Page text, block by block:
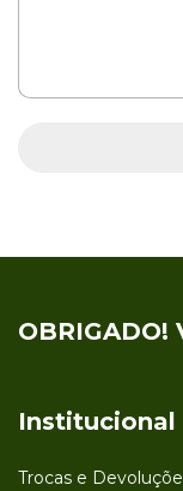
OBRIGADO!
Institucional
Trocas e